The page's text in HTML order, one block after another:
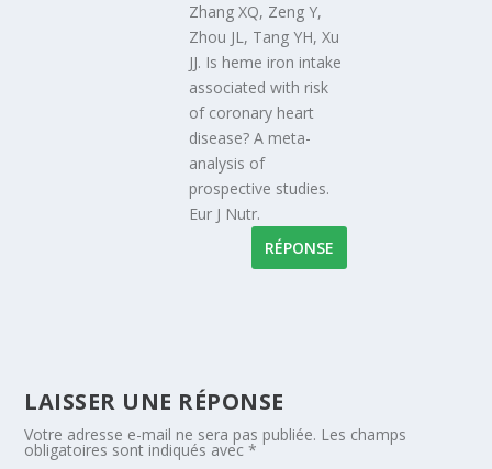
Zhang XQ, Zeng Y,
Zhou JL, Tang YH, Xu
JJ. Is heme iron intake
associated with risk
of coronary heart
disease? A meta-
analysis of
prospective studies.
Eur J Nutr.
RÉPONSE
LAISSER UNE RÉPONSE
Votre adresse e-mail ne sera pas publiée. Les champs
obligatoires sont indiqués avec*